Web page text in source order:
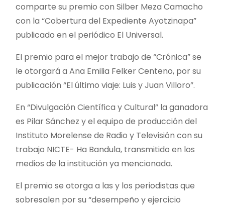
comparte su premio con Silber Meza Camacho
con la “Cobertura del Expediente Ayotzinapa”
publicado en el periódico El Universal.
El premio para el mejor trabajo de “Crónica” se
le otorgará a Ana Emilia Felker Centeno, por su
publicación “El último viaje: Luis y Juan Villoro”.
En “Divulgación Científica y Cultural” la ganadora
es Pilar Sánchez y el equipo de producción del
Instituto Morelense de Radio y Televisión con su
trabajo NICTE- Ha Bandula, transmitido en los
medios de la institución ya mencionada.
El premio se otorga a las y los periodistas que
sobresalen por su “desempeño y ejercicio